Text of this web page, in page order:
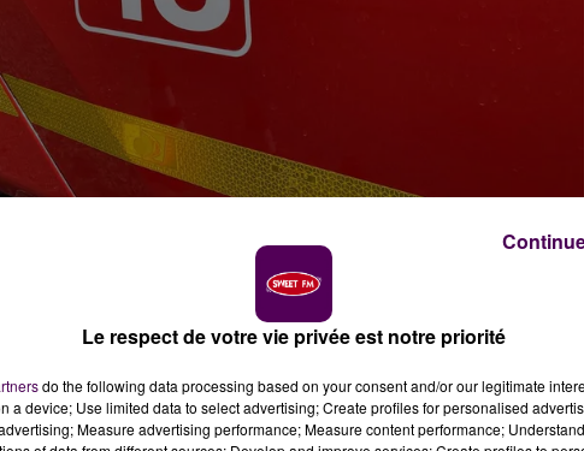
urgence une famille dont la maison a été détruite par
tous types de dons.
Le respect de votre vie privée est notre priorité
do the following data processing based on your consent and/or our legitimate
a device; Use limited data to select advertising; Create profiles for personalised
Measure advertising performance; Measure content performance;